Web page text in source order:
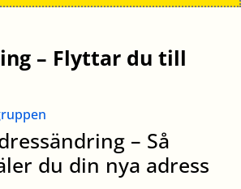
– Flyttar du till
– Så
du din nya adress